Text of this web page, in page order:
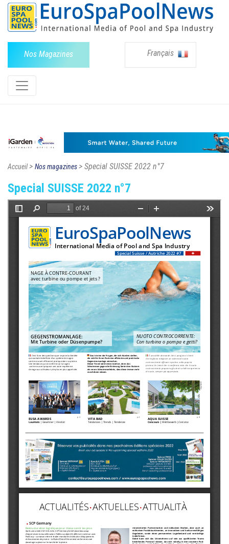
Nos Magazines Français
Accueil> Nos magazines> Special SUISSE 2022 n°7
Special SUISSE 2022 n°7